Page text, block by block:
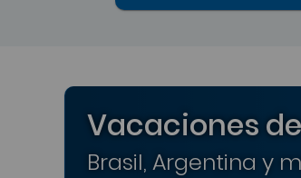
Vacaciones
Brasil, Argentina y